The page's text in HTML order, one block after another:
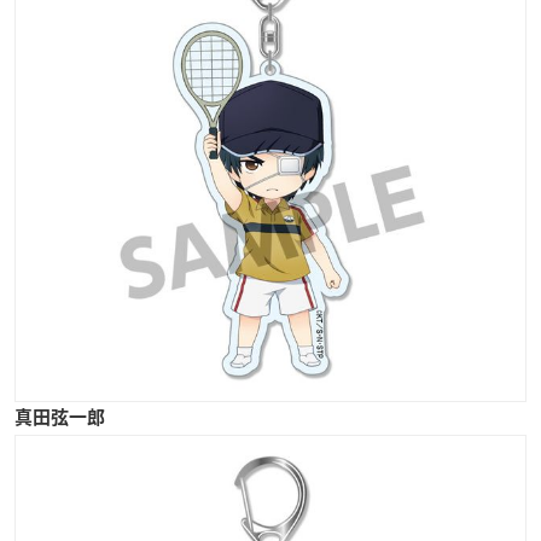
真田弦一郎